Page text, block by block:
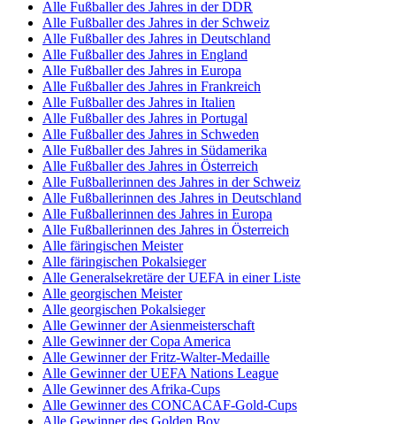
Alle Fußballer des Jahres in der DDR
Alle Fußballer des Jahres in der Schweiz
Alle Fußballer des Jahres in Deutschland
Alle Fußballer des Jahres in England
Alle Fußballer des Jahres in Europa
Alle Fußballer des Jahres in Frankreich
Alle Fußballer des Jahres in Italien
Alle Fußballer des Jahres in Portugal
Alle Fußballer des Jahres in Schweden
Alle Fußballer des Jahres in Südamerika
Alle Fußballer des Jahres in Österreich
Alle Fußballerinnen des Jahres in der Schweiz
Alle Fußballerinnen des Jahres in Deutschland
Alle Fußballerinnen des Jahres in Europa
Alle Fußballerinnen des Jahres in Österreich
Alle färingischen Meister
Alle färingischen Pokalsieger
Alle Generalsekretäre der UEFA in einer Liste
Alle georgischen Meister
Alle georgischen Pokalsieger
Alle Gewinner der Asienmeisterschaft
Alle Gewinner der Copa America
Alle Gewinner der Fritz-Walter-Medaille
Alle Gewinner der UEFA Nations League
Alle Gewinner des Afrika-Cups
Alle Gewinner des CONCACAF-Gold-Cups
Alle Gewinner des Golden Boy